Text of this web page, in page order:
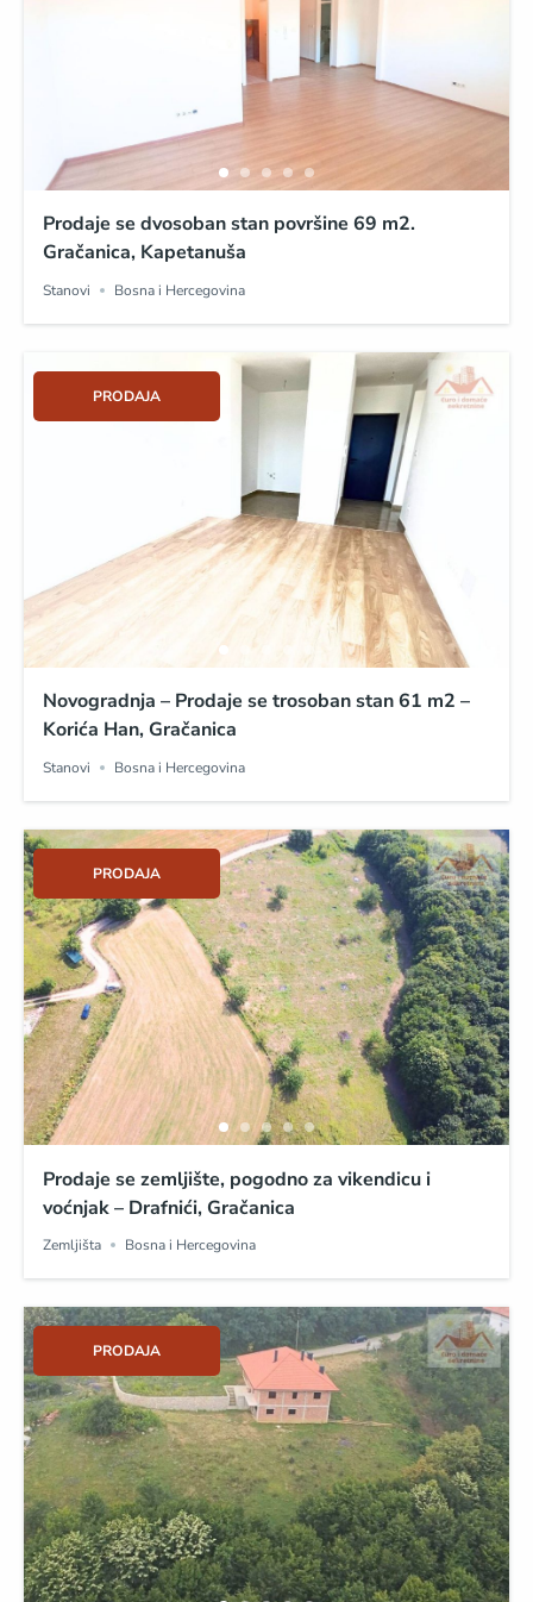
Prodaje se dvosoban stan površine 69 m2.
Gračanica, Kapetanuša
Stanovi Bosna i Hercegovina
PRODAJA
Novogradnja – Prodaje se trosoban stan 61 m2 –
Korića Han, Gračanica
Stanovi Bosna i Hercegovina
PRODAJA
Prodaje se zemljište, pogodno za vikendicu i
voćnjak – Drafnići, Gračanica
Zemljišta Bosna i Hercegovina
PRODAJA